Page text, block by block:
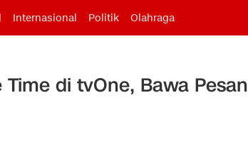
Internasional Politik Olahraga
di tvOne, Bawa Pesan